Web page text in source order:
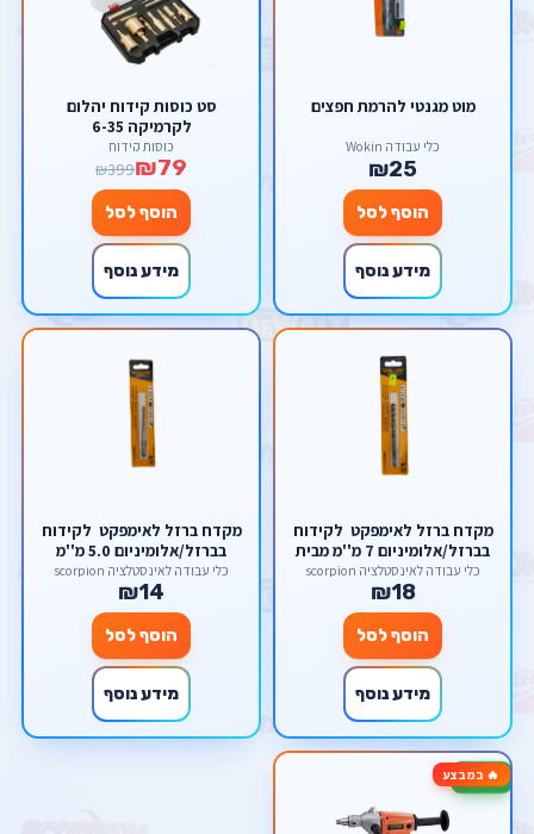
מוט מגנטי להרמת חפצים
כלי עבודה Wokin
₪25
הוסף לסל
מידע נוסף
סט כוסות קידוח יהלום
לקרמיקה 6-35
כוסות קידוח
₪79
₪399
הוסף לסל
מידע נוסף
מקדח ברזל לאימפקט לקידוח
בברזל/אלומיניום 7 מ''מ מבית
welloo
כלי עבודה לאינסטלציה scorpion
₪18
הוסף לסל
מידע נוסף
מקדח ברזל לאימפקט לקידוח
בברזל/אלומיניום 5.0 מ''מ
מבית welloo
כלי עבודה לאינסטלציה scorpion
₪14
הוסף לסל
מידע נוסף
🔥 במבצע-40%